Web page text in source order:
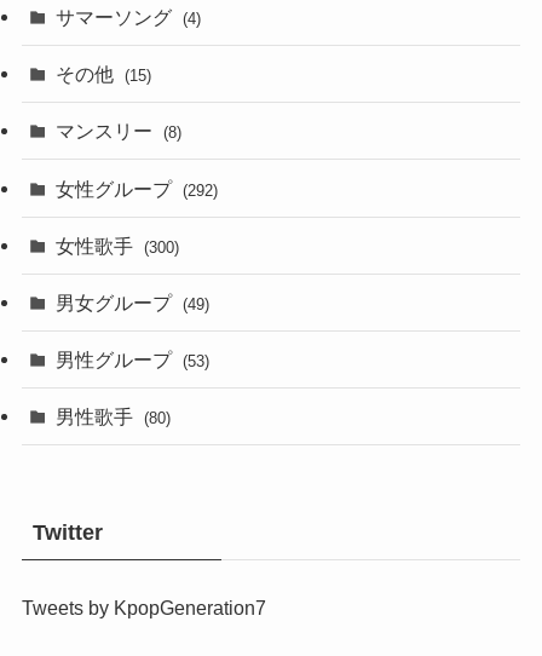
サマーソング (4)
その他 (15)
マンスリー (8)
女性グループ (292)
女性歌手 (300)
男女グループ (49)
男性グループ (53)
男性歌手 (80)
Twitter
Tweets by KpopGeneration7